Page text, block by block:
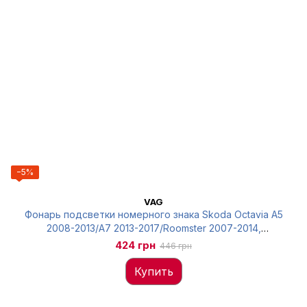
−5%
VAG
Фонарь подсветки номерного знака Skoda Octavia A5
2008-2013/A7 2013-2017/Roomster 2007-2014,
левый=правый, 1Z0943021B
424 грн 446 грн
Купить